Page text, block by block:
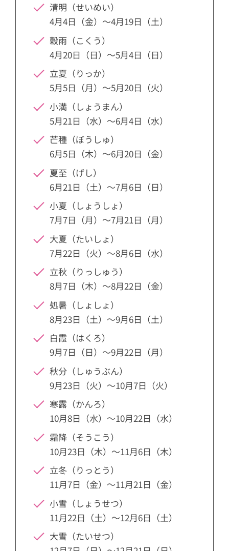
3.18秋分（しゅうぶん）：9月23日頃
3.19 寒露（かんろ）：10月8日頃
3.20霜降（そうこう）：10月23日頃
3.21
立冬（りっとう）：11月7日頃
3.22小雪（しょうせつ）：11月22日頃
3.23大雪（たいせつ）：12月7日頃
3.24冬至（とうじ）：12月22日頃
清明（せいめい）
4月4日（金）～4月19日（土）
穀雨（こくう）
4月20日（日）～5月4日（日）
立夏（りっか）
5月5日（月）～5月20日（火）
小満（しょうまん）
5月21日（水）～6月4日（水）
芒種（ぼうしゅ）
6月5日（木）～6月20日（金）
夏至（げし）
6月21日（土）～7月6日（日）
小夏（しょうしょ）
7月7日（月）～7月21日（月）
大夏（たいしょ）
7月22日（火）～8月6日（水）
立秋（りっしゅう）
8月7日（木）～8月22日（金）
処暑（しょしょ）
8月23日（土）～9月6日（土）
白霞（はくろ）
9月7日（日）～9月22日（月）
秋分（しゅうぶん）
9月23日（火）～10月7日（火）
寒露（かんろ）
10月8日（水）～10月22日（水）
霜降（そうこう）
10月23日（木）～11月6日（木）
立冬（りっとう）
11月7日（金）～11月21日（金）
小雪（しょうせつ）
11月22日（土）～12月6日（土）
大雪（たいせつ）